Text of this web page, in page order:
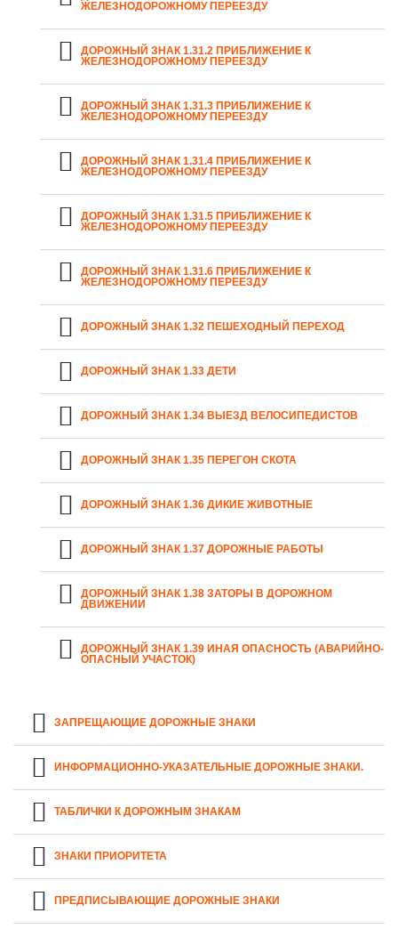
ЖЕЛЕЗНОДОРОЖНОМУ ПЕРЕЕЗДУ
ДОРОЖНЫЙ ЗНАК 1.31.2 ПРИБЛИЖЕНИЕ К
ЖЕЛЕЗНОДОРОЖНОМУ ПЕРЕЕЗДУ
ДОРОЖНЫЙ ЗНАК 1.31.3 ПРИБЛИЖЕНИЕ К
ЖЕЛЕЗНОДОРОЖНОМУ ПЕРЕЕЗДУ
ДОРОЖНЫЙ ЗНАК 1.31.4 ПРИБЛИЖЕНИЕ К
ЖЕЛЕЗНОДОРОЖНОМУ ПЕРЕЕЗДУ
ДОРОЖНЫЙ ЗНАК 1.31.5 ПРИБЛИЖЕНИЕ К
ЖЕЛЕЗНОДОРОЖНОМУ ПЕРЕЕЗДУ
ДОРОЖНЫЙ ЗНАК 1.31.6 ПРИБЛИЖЕНИЕ К
ЖЕЛЕЗНОДОРОЖНОМУ ПЕРЕЕЗДУ
ДОРОЖНЫЙ ЗНАК 1.32 ПЕШЕХОДНЫЙ ПЕРЕХОД
ДОРОЖНЫЙ ЗНАК 1.33 ДЕТИ
ДОРОЖНЫЙ ЗНАК 1.34 ВЫЕЗД ВЕЛОСИПЕДИСТОВ
ДОРОЖНЫЙ ЗНАК 1.35 ПЕРЕГОН СКОТА
ДОРОЖНЫЙ ЗНАК 1.36 ДИКИЕ ЖИВОТНЫЕ
ДОРОЖНЫЙ ЗНАК 1.37 ДОРОЖНЫЕ РАБОТЫ
ДОРОЖНЫЙ ЗНАК 1.38 ЗАТОРЫ В ДОРОЖНОМ
ДВИЖЕНИИ
ДОРОЖНЫЙ ЗНАК 1.39 ИНАЯ ОПАСНОСТЬ (АВАРИЙНО-
ОПАСНЫЙ УЧАСТОК)
ЗАПРЕЩАЮЩИЕ ДОРОЖНЫЕ ЗНАКИ
ИНФОРМАЦИОННО-УКАЗАТЕЛЬНЫЕ ДОРОЖНЫЕ ЗНАКИ.
ТАБЛИЧКИ К ДОРОЖНЫМ ЗНАКАМ
ЗНАКИ ПРИОРИТЕТА
ПРЕДПИСЫВАЮЩИЕ ДОРОЖНЫЕ ЗНАКИ